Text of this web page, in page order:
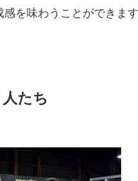
を味わうことができます
たち